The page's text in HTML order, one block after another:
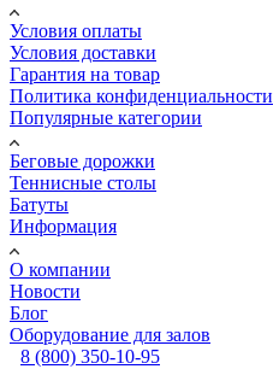
Условия оплаты
Условия доставки
Гарантия на товар
Политика конфиденциальности
Популярные категории
Беговые дорожки
Теннисные столы
Батуты
Информация
О компании
Новости
Блог
Оборудование для залов
8 (800) 350-10-95